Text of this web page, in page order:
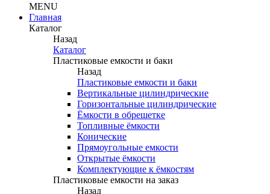
MENU
Главная
Каталог
Назад
Каталог
Пластиковые емкости и баки
Назад
Пластиковые емкости и баки
Вертикальные цилиндрические
Горизонтальные цилиндрические
Ёмкости в обрешетке
Топливные ёмкости
Конические
Прямоугольные емкости
Открытые ёмкости
Комплектующие к ёмкостям
Пластиковые емкости на заказ
Назад